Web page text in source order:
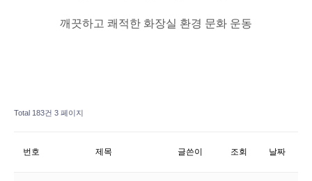
깨끗하고 쾌적한 화장실 환경 문화 운동
Total 183건 3 페이지
번호 제목 글쓴이 조회 날짜